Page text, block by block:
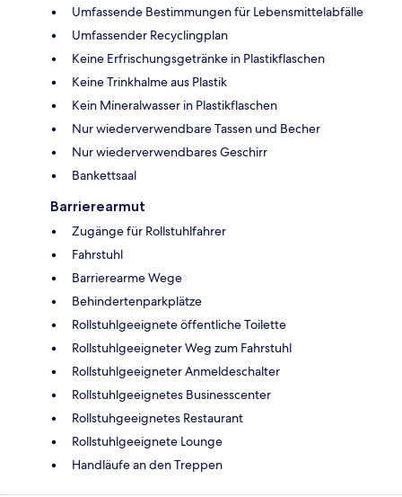
Umfassende Bestimmungen für Lebensmittelabfälle
Umfassender Recyclingplan
Keine Erfrischungsgetränke in Plastikflaschen
Keine Trinkhalme aus Plastik
Kein Mineralwasser in Plastikflaschen
Nur wiederverwendbare Tassen und Becher
Nur wiederverwendbares Geschirr
Bankettsaal
Barrierearmut
Zugänge für Rollstuhlfahrer
Fahrstuhl
Barrierearme Wege
Behindertenparkplätze
Rollstuhlgeeignete öffentliche Toilette
Rollstuhlgeeigneter Weg zum Fahrstuhl
Rollstuhlgeeigneter Anmeldeschalter
Rollstuhlgeeignetes Businesscenter
Rollstuhgeeignetes Restaurant
Rollstuhlgeeignete Lounge
Handläufe an den Treppen